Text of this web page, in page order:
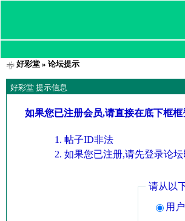
好彩堂» 论坛提示
好彩堂 提示信息
如果您已注册会员,请直接在底下框
帖子ID非法
如果您已注册,请先登录论
请从以
用